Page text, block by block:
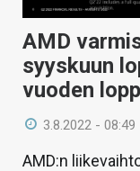
AMD
syyskuun
vuoden
3.8.2022 - 08:49
AMD:n